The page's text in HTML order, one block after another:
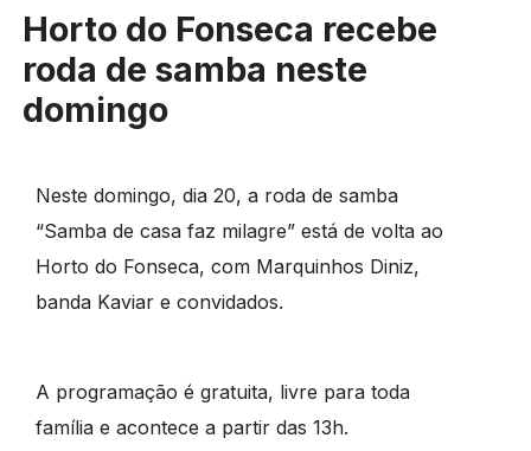
Horto do Fonseca recebe
roda de samba neste
domingo
Neste domingo, dia 20, a roda de samba
“Samba de casa faz milagre” está de volta ao
Horto do Fonseca, com Marquinhos Diniz,
banda Kaviar e convidados.
A programação é gratuita, livre para toda
família e acontece a partir das 13h.